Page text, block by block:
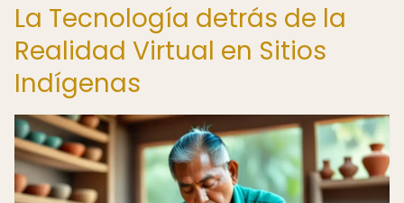
La Tecnología detrás de la
Realidad Virtual en Sitios
Indígenas